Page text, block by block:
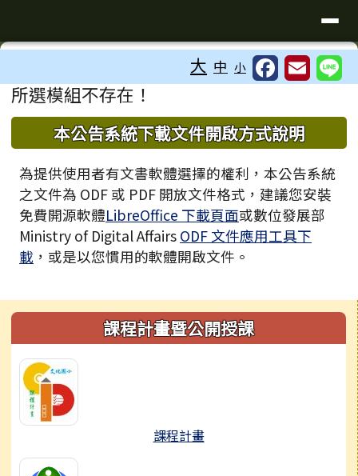
臺南市歸仁區文化國小全球資訊站
⏸
大 中 小
主內容區域
所選模組不存在！
下中區域內容
本公告系統下載文件開啟方式說明
為提供使用者有文書軟體選擇的權利，本公告系統
之文件為 ODF 或 PDF 開放文件格式，建議您安裝
免費開源軟體LibreOffice 下載頁面或數位發展部
Ministry of Digital Affairs ODF 文件應用工具下
載 ，或是以您慣用的軟體開啟文件。
左邊區域內容課程計畫暨公開授課
課程計畫
頁尾區域